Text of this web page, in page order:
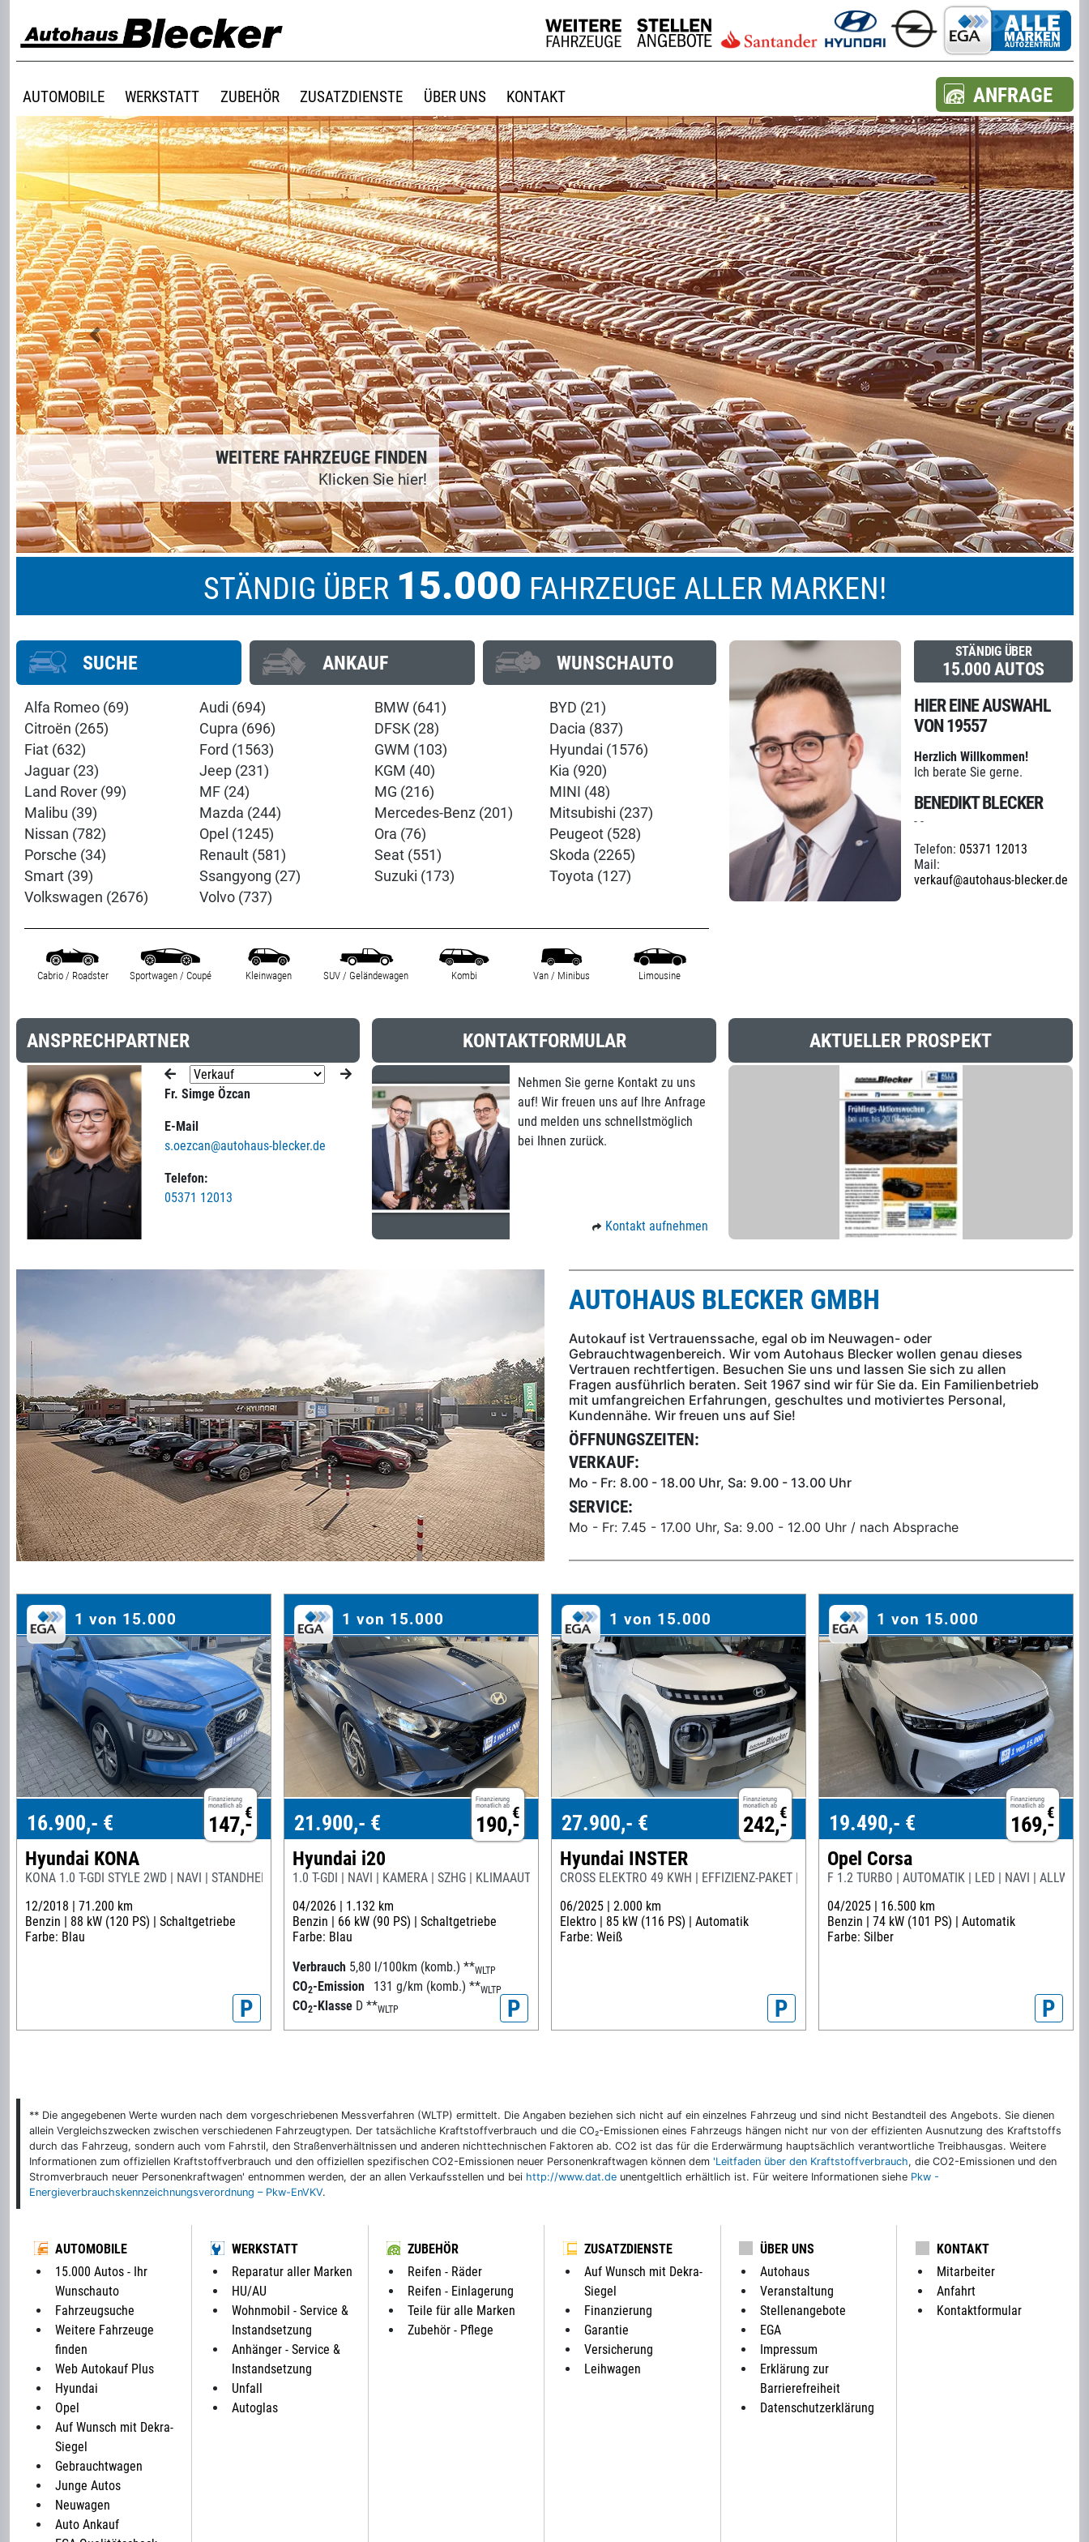
AUTOMOBILE WERKSTATT ZUBEHÖR ZUSATZDIENSTE ÜBER UNS KONTAKT ANFRAGE
AUTOHAUS MIT TRADITION
Autohaus Blecker in Gifhorn. Ein Familienunternehmen mit
über 55 Jahren Tradition.
Previous Next
STÄNDIG ÜBER 15.000 FAHRZEUGE ALLER MARKEN!
SUCHE ANKAUF WUNSCHAUTO
Alfa Romeo (69) Audi (694) BMW (641)
BYD (21)
Citroën (265)
Cupra (696) DFSK (28)
Dacia (837)
Fiat (632)
Ford (1563) GWM (103)
Hyundai (1576)
Jaguar (23)
Jeep (231) KGM (40)
Kia (920)
Land Rover (99)
MF (24) MG (216)
MINI (48)
Malibu (39)
Mazda (244) Mercedes-Benz (201)
Mitsubishi (237)
Nissan (782)
Opel (1245) Ora (76)
Peugeot (528)
Porsche (34)
Renault (581) Seat (551)
Skoda (2265)
Smart (39)
Ssangyong (27) Suzuki (173)
Toyota (127)
Volkswagen (2676)
Volvo (737)
Cabrio / Roadster Sportwagen / Coupé Kleinwagen SUV / Geländewagen Kombi Van / Minibus Limousine
STÄNDIG ÜBER
15.000 AUTOS
HIER EINE AUSWAHL
VON 19557
Herzlich Willkommen!
Ich berate Sie gerne.
BENEDIKT BLECKER
- -
Telefon: 05371 12013
Mail:
verkauf@autohaus-blecker.de
ANSPRECHPARTNER
Fr. Simge Özcan
E-Mail
s.oezcan@autohaus-blecker.de
Telefon:
05371 12013
KONTAKTFORMULAR
Nehmen Sie gerne Kontakt zu uns
auf! Wir freuen uns auf Ihre Anfrage
und melden uns schnellstmöglich
bei Ihnen zurück.
Kontakt aufnehmen
AKTUELLER PROSPEKT
AUTOHAUS BLECKER GMBH
Autokauf ist Vertrauenssache, egal ob im Neuwagen- oder
Gebrauchtwagenbereich. Wir vom Autohaus Blecker wollen genau dieses
Vertrauen rechtfertigen. Besuchen Sie uns und lassen Sie sich zu allen
Fragen ausführlich beraten. Seit 1967 sind wir für Sie da. Ein Familienbetrieb
mit umfangreichen Erfahrungen, geschultes und motiviertes Personal,
Kundennähe. Wir freuen uns auf Sie!
ÖFFNUNGSZEITEN:
VERKAUF:
Mo - Fr: 8.00 - 18.00 Uhr, Sa: 9.00 - 13.00 Uhr
SERVICE:
Mo - Fr: 7.45 - 17.00 Uhr, Sa: 9.00 - 12.00 Uhr / nach Absprache
1 von 15.000
Finanzierung
monatlich ab €
147,-
16.900,- €
Hyundai KONA
KONA 1.0 T-GDI STYLE 2WD | NAVI | STANDHEIZUNG | PANO
12/2018 | 71.200 km
Benzin | 88 kW (120 PS) | Schaltgetriebe
Farbe: Blau
P
1 von 15.000
Finanzierung
monatlich ab €
190,-
21.900,- €
Hyundai i20
1.0 T-GDI | NAVI | KAMERA | SZHG | KLIMAAUTO | CARPLAY |
04/2026 | 1.132 km
Benzin | 66 kW (90 PS) | Schaltgetriebe
Farbe: Blau
Verbrauch 5,80 l/100km (komb.) **WLTP
CO2-Emission 131 g/km (komb.) **WLTP
CO2-Klasse D **WLTP P
1 von 15.000
Finanzierung
monatlich ab €
242,-
27.900,- €
Hyundai INSTER
CROSS ELEKTRO 49 KWH | EFFIZIENZ-PAKET |
06/2025 | 2.000 km
Elektro | 85 kW (116 PS) | Automatik
Farbe: Weiß
P
1 von 15.000
Finanzierung
monatlich ab €
169,-
19.490,- €
Opel Corsa
F 1.2 TURBO | AUTOMATIK | LED | NAVI |
04/2025 | 16.500 km
Benzin | 74 kW (101 PS) | Automatik
Farbe: Silber
P
** Die angegebenen Werte wurden nach dem vorgeschriebenen Messverfahren (WLTP) ermittelt. Die Angaben beziehen sich nicht auf ein einzelnes Fahrzeug und sind nicht Bestandteil des Angebots. Sie dienen
allein Vergleichszwecken zwischen verschiedenen Fahrzeugtypen. Der tatsächliche Kraftstoffverbrauch und die CO₂-Emissionen eines Fahrzeugs hängen nicht nur von der effizienten Ausnutzung des Kraftstoffs
durch das Fahrzeug, sondern auch vom Fahrstil, den Straßenverhältnissen und anderen nichttechnischen Faktoren ab. CO2 ist das für die Erderwärmung hauptsächlich verantwortliche Treibhausgas. Weitere
Informationen zum offiziellen Kraftstoffverbrauch und den offiziellen spezifischen CO2-Emissionen neuer Personenkraftwagen können dem 'Leitfaden über den Kraftstoffverbrauch, die CO2-Emissionen und den
Stromverbrauch neuer Personenkraftwagen' entnommen werden, der an allen Verkaufsstellen und bei http://www.dat.deunentgeltlich erhältlich ist. Für weitere Informationen siehe Pkw -
Energieverbrauchskennzeichnungsverordnung – Pkw-EnVKV.
AUTOMOBILE
15.000 Autos - Ihr
Wunschauto
Fahrzeugsuche
Weitere Fahrzeuge
finden
Web Autokauf Plus
Hyundai
Opel
Auf Wunsch mit Dekra-
Siegel
Gebrauchtwagen
Junge Autos
Neuwagen
Auto Ankauf
WERKSTATT
Reparatur aller Marken
HU/AU
Wohnmobil - Service &
Instandsetzung
Anhänger - Service &
Instandsetzung
Unfall
Autoglas
ZUBEHÖR
Reifen - Räder
Reifen - Einlagerung
Teile für alle Marken
Zubehör - Pflege
ZUSATZDIENSTE
Auf Wunsch mit Dekra-
Siegel
Finanzierung
Garantie
Versicherung
Leihwagen
ÜBER UNS
Autohaus
Veranstaltung
Stellenangebote
EGA
Impressum
Erklärung zur
Barrierefreiheit
Datenschutzerklärung
KONTAKT
Mitarbeiter
Anfahrt
Kontaktformular